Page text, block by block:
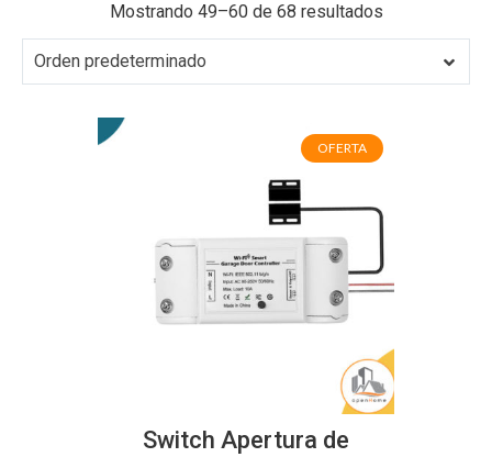
Mostrando 49–60 de 68 resultados
Orden predeterminado
OFERTA
Switch Apertura de